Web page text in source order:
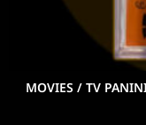
PANINI GOLDEN
KRISTEN